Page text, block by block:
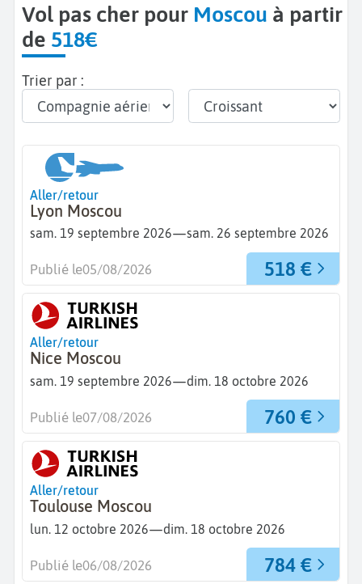
Vol pas cher pour Moscou à partir
de 518€
Trier par :
Aller/retour
Lyon Moscou
sam. 19 septembre 2026—sam. 26 septembre 2026
518 €
Publié le05/08/2026
Aller/retour
Nice Moscou
sam. 19 septembre 2026—dim. 18 octobre 2026
760 €
Publié le07/08/2026
Aller/retour
Toulouse Moscou
lun. 12 octobre 2026—dim. 18 octobre 2026
784 €
Publié le06/08/2026